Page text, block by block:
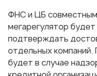
ФНС и ЦБ совместным
мегарегулятор
подтверждать
отдельных
будет в случае